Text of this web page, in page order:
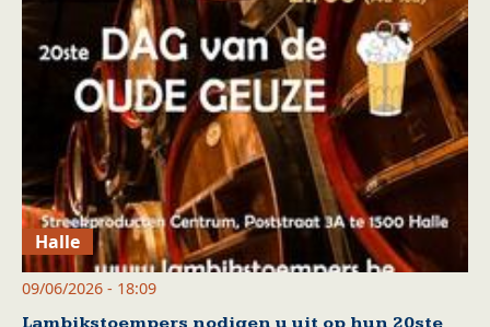
Halle
09/06/2026 - 18:09
Lambikstoempers nodigen u uit op hun 20ste